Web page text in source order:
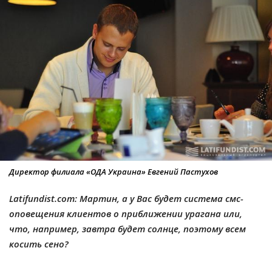
Директор филиала «ОДА Украина» Евгений Пастухов
Latifundist.com: Мартин, а у Вас будет система смс-
оповещения клиентов о приближении урагана или,
что, например, завтра будет солнце, поэтому всем
косить сено?